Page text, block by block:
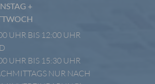
+
UHR BIS 12:00 UHR
UHR BIS 15:30 UHR
NUR NACH